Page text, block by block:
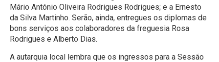
Mário António Oliveira Rodrigues Rodrigues; e a Ernesto
da Silva Martinho. Serão, ainda, entregues os diplomas de
bons serviços aos colaboradores da freguesia Rosa
Rodrigues e Alberto Dias.
A autarquia local lembra que os ingressos para a Sessão